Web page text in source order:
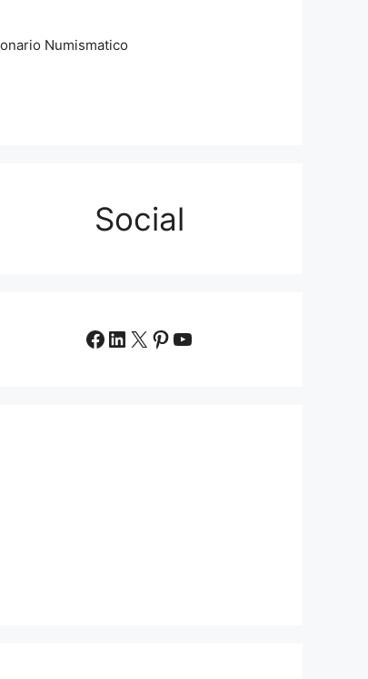
Numismatico
Social
Facebook
LinkedIn
X Pinterest
YouTube